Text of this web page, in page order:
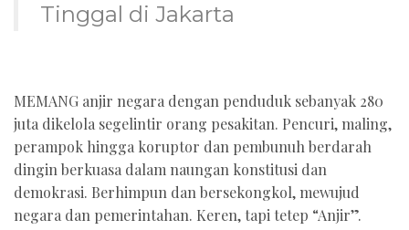
Tinggal di Jakarta
MEMANG anjir negara dengan penduduk sebanyak 280
juta dikelola segelintir orang pesakitan. Pencuri, maling,
perampok hingga koruptor dan pembunuh berdarah
dingin berkuasa dalam naungan konstitusi dan
demokrasi. Berhimpun dan bersekongkol, mewujud
negara dan pemerintahan. Keren, tapi tetep “Anjir”.